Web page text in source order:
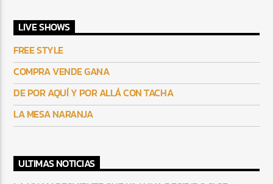
LIVE SHOWS
FREE STYLE
COMPRA VENDE GANA
DE POR AQUÍ Y POR ALLÁ CON TACHA
LA MESA NARANJA
ULTIMAS NOTICIAS